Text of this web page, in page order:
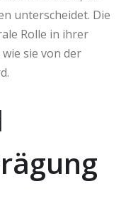
unterscheidet. Die
Rolle in ihrer
sie von der